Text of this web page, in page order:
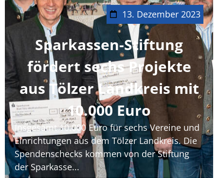
13. Dezember 2023
Sparkassen-Stiftung
fördert sechs Projekte
aus Tölzer Landkreis mit
10.000 Euro
Insgesamt 10.000 Euro für sechs Vereine und
Einrichtungen aus dem Tölzer Landkreis. Die
Spendenschecks kommen von der Stiftung
der Sparkasse...